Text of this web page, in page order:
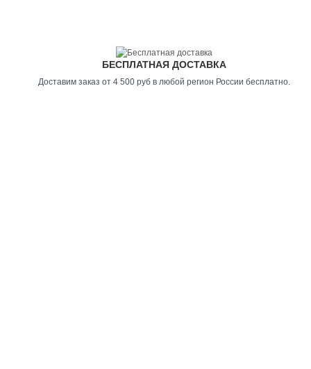
БЕСПЛАТНАЯ ДОСТАВКА
Доставим заказ от 4 500 руб в любой регион России бесплатно.